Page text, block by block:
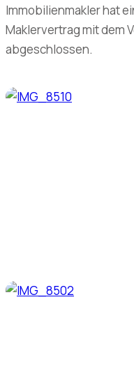
Immobilienmakler hat
Maklervertrag mit dem
abgeschlossen.